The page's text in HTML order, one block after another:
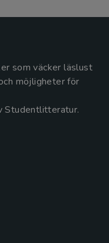
som väcker läslust
möjligheter för
Studentlitteratur.